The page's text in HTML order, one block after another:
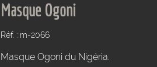
Masque Ogoni
Réf. : m-2066
Masque Ogoni du Nigéria.